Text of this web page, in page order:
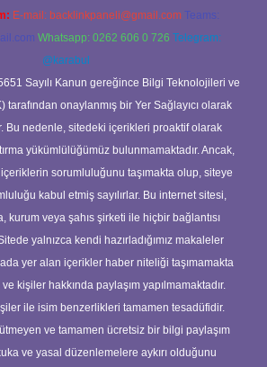
E-mail: backlinkpaneli@gmail.com Teams:
Whatsapp: 0262 606 0 726 Telegram:
@karabul
Sayılı Kanun gereğince Bilgi Teknolojileri ve
tarafından onaylanmış bir Yer Sağlayıcı olarak
Bu nedenle, sitedeki içerikleri proaktif olarak
yükümlülüğümüz bulunmamaktadır. Ancak,
sorumluluğunu taşımakta olup, siteye
kabul etmiş sayılırlar. Bu internet sitesi,
kurum veya şahıs şirketi ile hiçbir bağlantısı
yalnızca kendi hazırladığımız makaleler
yer alan içerikler haber niteliği taşımamakta
kişiler hakkında paylaşım yapılmamaktadır.
ile isim benzerlikleri tamamen tesadüfidir.
ve tamamen ücretsiz bir bilgi paylaşım
ve yasal düzenlemelere aykırı olduğunu